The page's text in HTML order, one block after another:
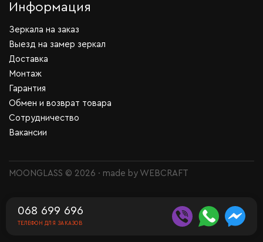
Информация
Зеркала на заказ
Выезд на замер зеркал
Доставка
Монтаж
Гарантия
Обмен и возврат товара
Сотрудничество
Вакансии
MOONGLASS © 2026 · made by WEBCRAFT
068 699 696
ТЕЛЕФОН ДЛЯ ЗАКАЗОВ